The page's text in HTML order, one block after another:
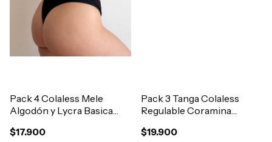
Pack 4 Colaless Mele
Algodón y Lycra Basica
$17.900
Pack 3 Tanga Colaless
Regulable Coramina
Lycra Art.1204
$19.900